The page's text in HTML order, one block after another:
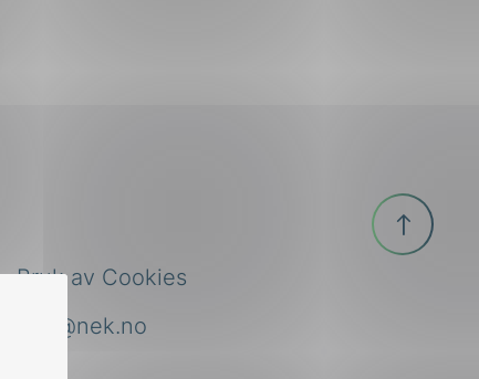
nek@nek.no
Bruk av Cookies
Til
toppen